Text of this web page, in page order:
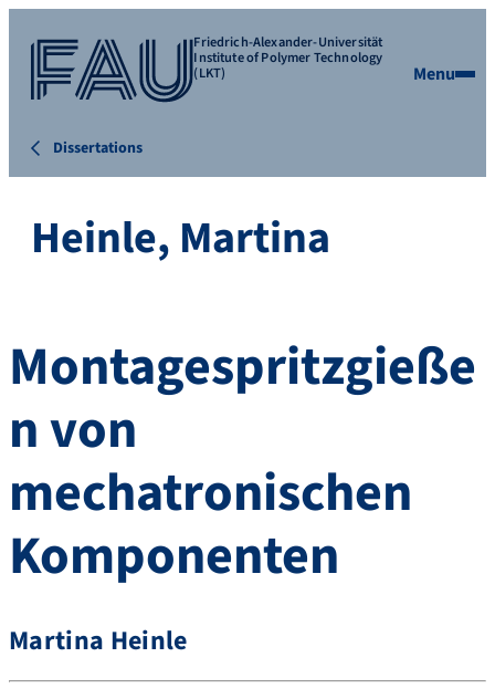
Friedrich-Alexander-Universität
Institute of Polymer Technology
(LKT) Menu
Dissertations
Heinle, Martina
Montagespritzgieße
n von
mechatronischen
Komponenten
Martina Heinle